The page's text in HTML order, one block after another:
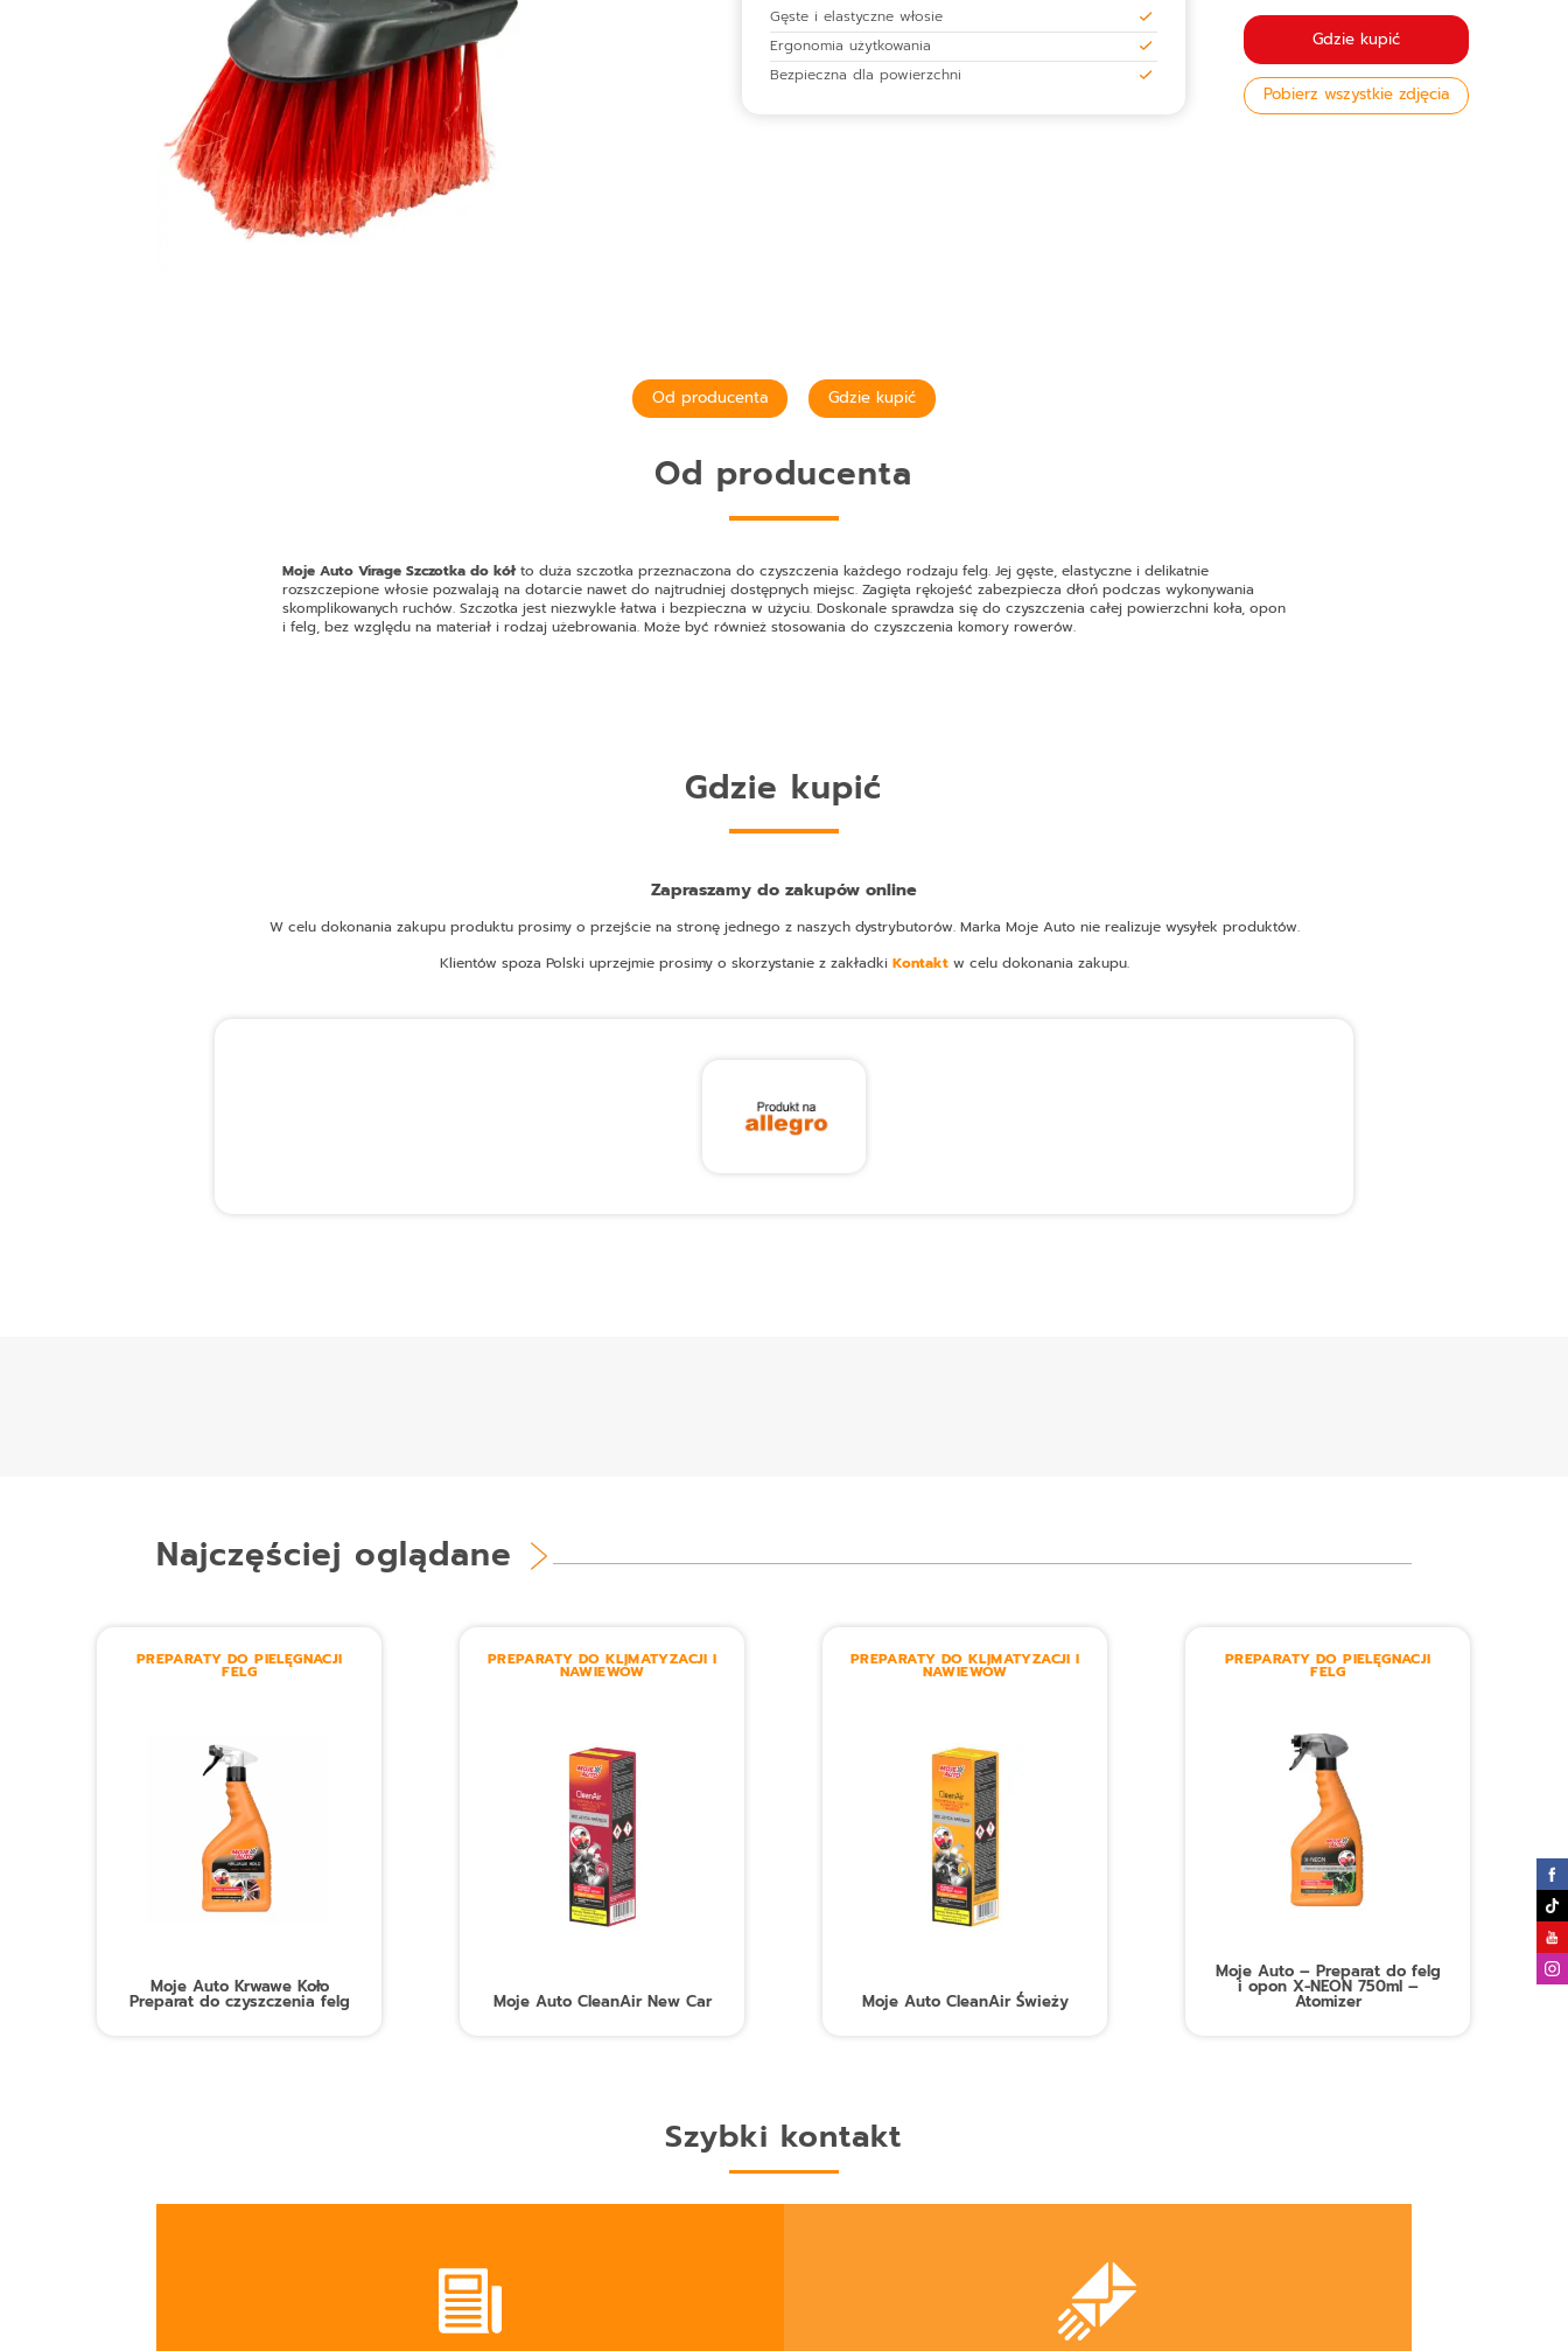
Gęste i elastyczne włosie
Ergonomia użytkowania
Bezpieczna dla powierzchni
Gdzie kupić
Pobierz wszystkie zdjęcia
Od producenta Gdzie kupić
Od producenta
Moje Auto Virage Szczotka do kółto duża szczotka przeznaczona do czyszczenia każdego rodzaju felg. Jej gęste, elastyczne i delikatnie
rozszczepione włosie pozwalają na dotarcie nawet do najtrudniej dostępnych miejsc. Zagięta rękojeść zabezpiecza dłoń podczas wykonywania
skomplikowanych ruchów. Szczotka jest niezwykle łatwa i bezpieczna w użyciu. Doskonale sprawdza się do czyszczenia całej powierzchni koła, opon
i felg, bez względu na materiał i rodzaj użebrowania. Może być również stosowania do czyszczenia komory rowerów.
Gdzie kupić
Zapraszamy do zakupów online
W celu dokonania zakupu produktu prosimy o przejście na stronę jednego z naszych dystrybutorów. Marka Moje Auto nie realizuje wysyłek produktów.
Klientów spoza Polski uprzejmie prosimy o skorzystanie z zakładki Kontaktw celu dokonania zakupu.
Najczęściej oglądane
PREPARATY DO PIELĘGNACJI
FELG
Moje Auto Krwawe Koło
Preparat do czyszczenia felg
PREPARATY DO KLIMATYZACJI I
NAWIEWÓW
Moje Auto CleanAir New Car
PREPARATY DO KLIMATYZACJI I
NAWIEWÓW
Moje Auto CleanAir Świeży
PREPARATY DO PIELĘGNACJI
FELG
Moje Auto – Preparat do felg
i opon X-NEON 750ml –
Atomizer
Szybki kontakt